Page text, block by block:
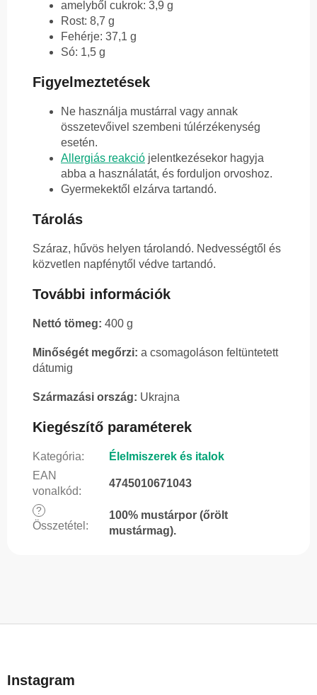
amelyből cukrok: 3,9 g
Rost: 8,7 g
Fehérje: 37,1 g
Só: 1,5 g
Figyelmeztetések
Ne használja mustárral vagy annak
összetevőivel szembeni túlérzékenység
esetén.
Allergiás reakció jelentkezésekor hagyja
abba a használatát, és forduljon orvoshoz.
Gyermekektől elzárva tartandó.
Tárolás
Száraz, hűvös helyen tárolandó. Nedvességtől és
közvetlen napfénytől védve tartandó.
További információk
Nettó tömeg: 400 g
Minőségét megőrzi: a csomagoláson feltüntetett
dátumig
Származási ország: Ukrajna
Kiegészítő paraméterek
Kategória:
Élelmiszerek és italok
EAN
vonalkód:
4745010671043
?
Összetétel :
100% mustárpor (őrölt
mustármag).
bInstagram